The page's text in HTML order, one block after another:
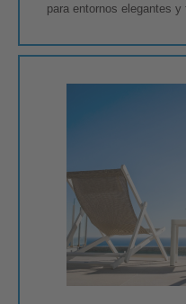
para entornos elegantes y